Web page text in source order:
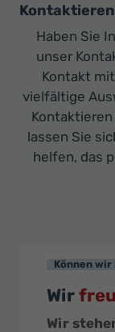
Haben Sie
unser
Kontakt
vielfältige
lassen Sie
helfen, das
Können
Wir
Wir